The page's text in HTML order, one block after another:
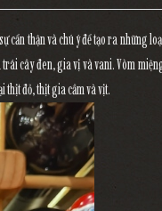
cẩn thận và chú ý để tạo ra những
cây đen, gia vị và vani. Vòm
thịt đỏ, thịt gia cầm và vịt.